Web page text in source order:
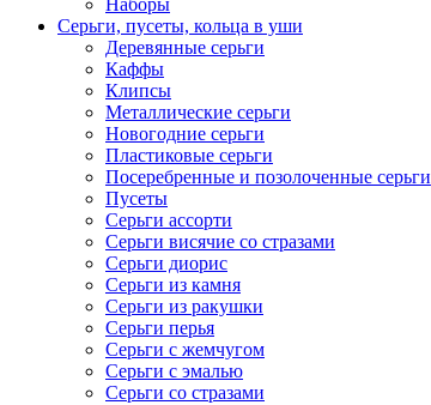
Наборы
Серьги, пусеты, кольца в уши
Деревянные серьги
Каффы
Клипсы
Металлические серьги
Новогодние серьги
Пластиковые серьги
Посеребренные и позолоченные серьги
Пусеты
Серьги ассорти
Серьги висячие со стразами
Серьги диорис
Серьги из камня
Серьги из ракушки
Серьги перья
Серьги с жемчугом
Серьги с эмалью
Серьги со стразами